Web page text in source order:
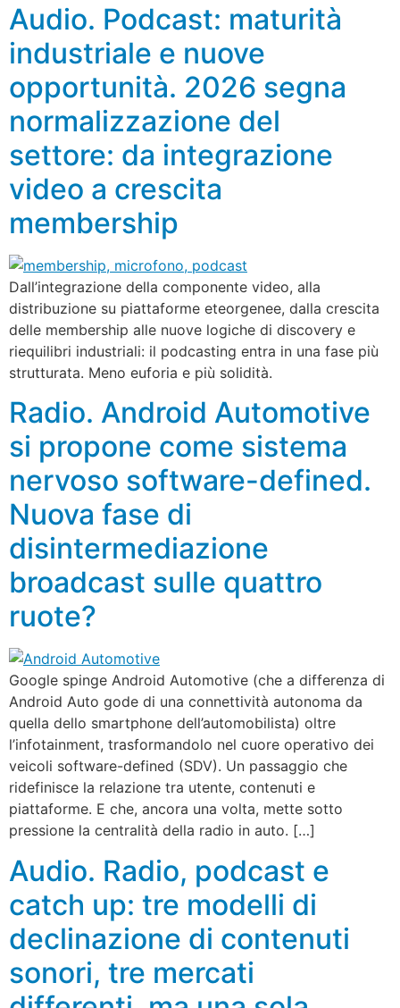
Audio. Podcast: maturità
industriale e nuove
opportunità. 2026 segna
normalizzazione del
settore: da integrazione
video a crescita
membership
Dall’integrazione della componente video, alla
distribuzione su piattaforme eteorgenee, dalla crescita
delle membership alle nuove logiche di discovery e
riequilibri industriali: il podcasting entra in una fase più
strutturata. Meno euforia e più solidità.
Radio. Android Automotive
si propone come sistema
nervoso software-defined.
Nuova fase di
disintermediazione
broadcast sulle quattro
ruote?
Google spinge Android Automotive (che a differenza di
Android Auto gode di una connettività autonoma da
quella dello smartphone dell’automobilista) oltre
l’infotainment, trasformandolo nel cuore operativo dei
veicoli software-defined (SDV). Un passaggio che
ridefinisce la relazione tra utente, contenuti e
piattaforme. E che, ancora una volta, mette sotto
pressione la centralità della radio in auto. […]
Audio. Radio, podcast e
catch up: tre modelli di
declinazione di contenuti
sonori, tre mercati